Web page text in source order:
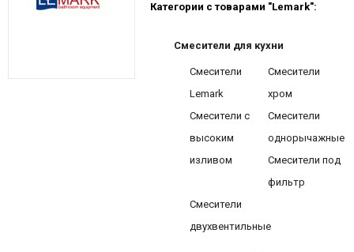
Категории с товарами "Lemark":
Смесители для кухни
Смесители
Lemark
Смесители
хром
Смесители с
высоким
изливом
Смесители
однорычажные
Смесители под
фильтр
Смесители
двухвентильные